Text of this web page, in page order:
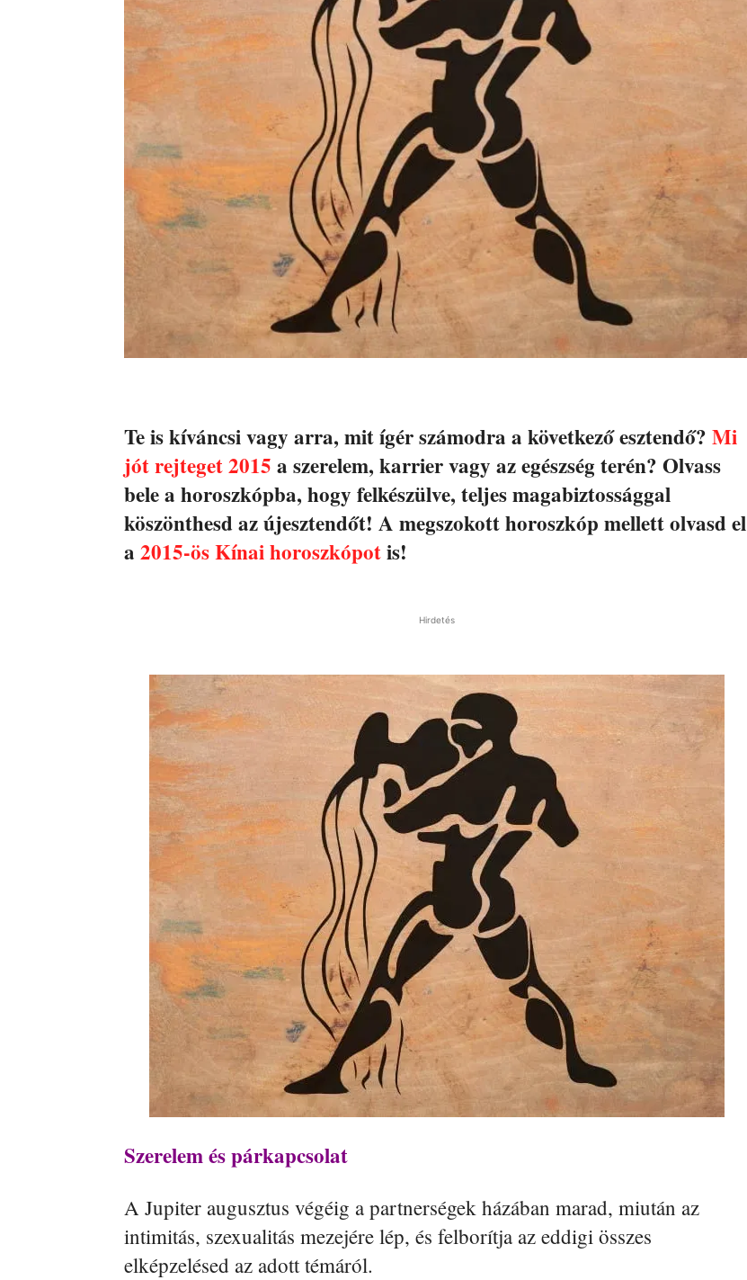
Te is kíváncsi vagy arra, mit ígér számodra a következő esztendő? Mi
jót rejteget 2015 a szerelem, karrier vagy az egészség terén? Olvass
bele a horoszkópba, hogy felkészülve, teljes magabiztossággal
köszönthesd az újesztendőt! A megszokott horoszkóp mellett olvasd el
a 2015-ös Kínai horoszkópotis!
Hirdetés
Szerelem és párkapcsolat
A Jupiter augusztus végéig a partnerségek házában marad, miután az
intimitás, szexualitás mezejére lép, és felborítja az eddigi összes
elképzelésed az adott témáról.